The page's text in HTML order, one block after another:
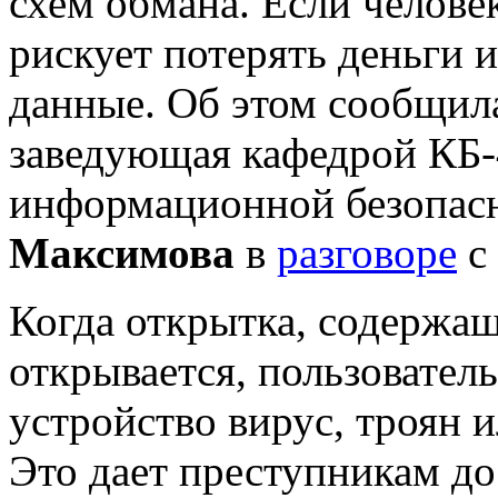
рискует потерять деньги
данные. Об этом
заведующая кафедрой
информационной
Максимова в разговоре
Когда открытка,
открывается,
устройство вирус, троян
Это дает преступникам